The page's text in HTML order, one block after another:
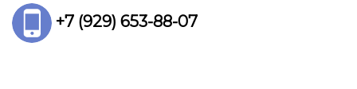
+7 (929) 653-88-07